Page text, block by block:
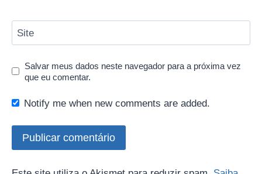
Site
Salvar meus dados neste navegador para a próxima vez
que eu comentar.
Notify me when new comments are added.